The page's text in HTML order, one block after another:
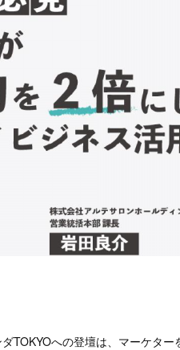
TOKYOへの登壇は、マーケタ